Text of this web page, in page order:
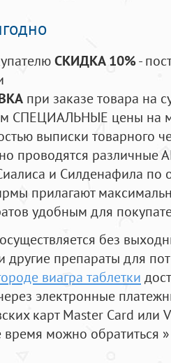
СКИДКА 10%-
при заказе товара на
СПЕЦИАЛЬНЫЕ цены на
выписки товарного
проводятся
и Силденафила по
прилагают
удобным для
без
другие препараты для
виагра таблетки
электронные
карт Master Card или
время можно обратиться